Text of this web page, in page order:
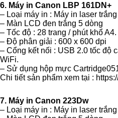
6. Máy in Canon LBP 161DN+
– Loại máy in : Máy in laser
– Màn LCD đen trắng 5 dòng
– Tốc độ : 28 trang / phút khổ A4.
– Độ phân giải : 600 x 600 dpi
– Cổng kết nối : USB 2.0 tốc độ
WiFi.
– Sử dụng hộp mực
Chi tiết sản phẩm xem tại :
7. Máy in Canon 223Dw
– Loại máy in : Máy in laser